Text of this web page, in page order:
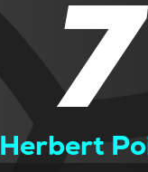
7
Herbert